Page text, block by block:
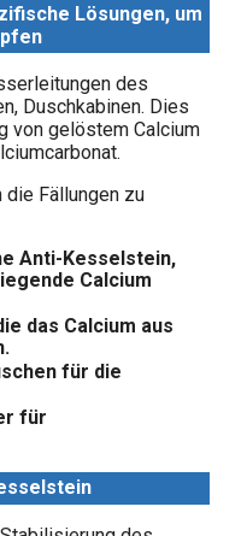
Lösungen, um
des
Duschkabinen. Dies
von gelöstem Calcium
die Fällungen zu
Anti-Kesselstein,
Calcium
das Calcium aus
für die
für